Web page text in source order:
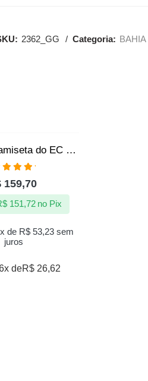
2362_GG Categoria: BAHIA
Camisa | Camiseta do EC Bahia – Bora Bahea – Produto Oficial
de 5
159,70
de R$ 53,23 sem
juros
151,72 no Pix
deR$ 26,62